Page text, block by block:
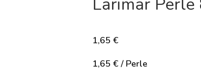
1,65 €
1,65 €/ Perle